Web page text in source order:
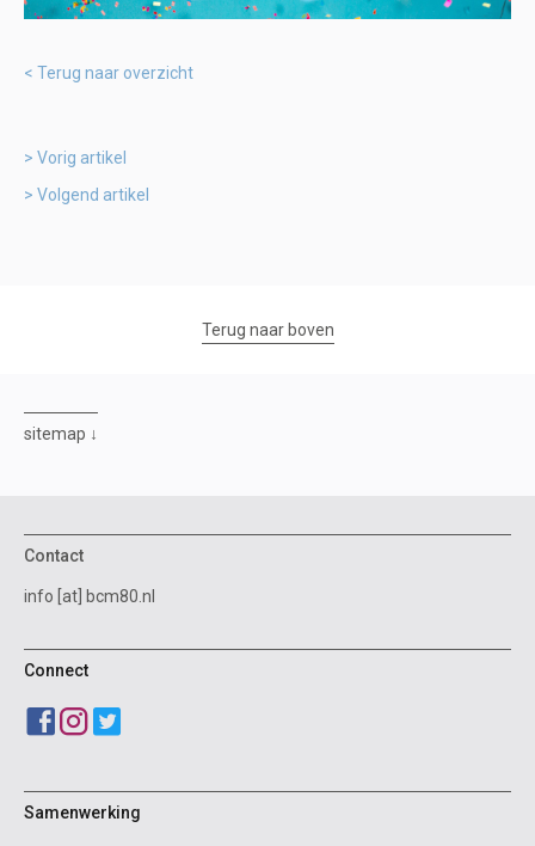
Terug naar overzicht
Vorig artikel
Volgend artikel
Terug naar boven
sitemap
Contact
info [at] bcm80.nl
Connect
Samenwerking